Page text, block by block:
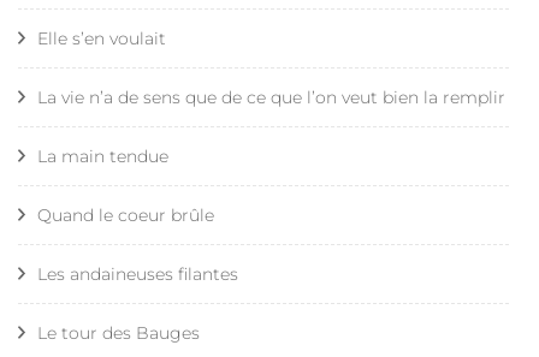
Elle s’en voulait
La vie n’a de sens que de ce que l’on veut bien la remplir
La main tendue
Quand le coeur brûle
Les andaineuses filantes
Le tour des Bauges